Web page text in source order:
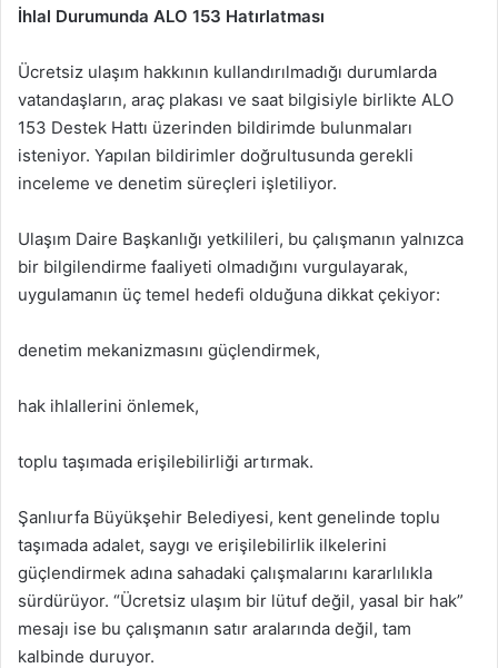
İhlal Durumunda ALO 153 Hatırlatması
Ücretsiz ulaşım hakkının kullandırılmadığı durumlarda
vatandaşların, araç plakası ve saat bilgisiyle birlikte ALO
153 Destek Hattı üzerinden bildirimde bulunmaları
isteniyor. Yapılan bildirimler doğrultusunda gerekli
inceleme ve denetim süreçleri işletiliyor.
Ulaşım Daire Başkanlığı yetkilileri, bu çalışmanın yalnızca
bir bilgilendirme faaliyeti olmadığını vurgulayarak,
uygulamanın üç temel hedefi olduğuna dikkat çekiyor:
denetim mekanizmasını güçlendirmek,
hak ihlallerini önlemek,
toplu taşımada erişilebilirliği artırmak.
Şanlıurfa Büyükşehir Belediyesi, kent genelinde toplu
taşımada adalet, saygı ve erişilebilirlik ilkelerini
güçlendirmek adına sahadaki çalışmalarını kararlılıkla
sürdürüyor. “Ücretsiz ulaşım bir lütuf değil, yasal bir hak”
mesajı ise bu çalışmanın satır aralarında değil, tam
kalbinde duruyor.